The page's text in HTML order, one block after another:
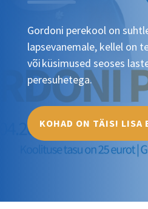
Gordoni perekool on
lapsevanemale, kellel on
või küsimused seoses
peresuhetega.
KOHAD ON TÄIS! LISA